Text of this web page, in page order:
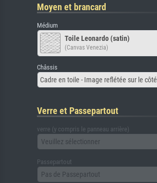
Moyen et brancard
Médium
Toile Leonardo (satin)
(Canvas Venezia)
Châssis
Cadre en toile - Image reflétée sur le côté
Verre et Passepartout
verre (y compris le panneau arrière)
Veuillez sélectionner
Passepartout
Pas de Passepartout